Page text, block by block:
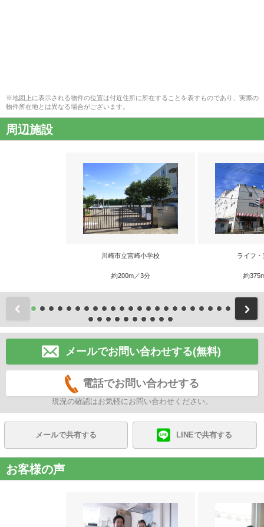
※地図上に表示される物件の位置は付近住所に所在することを表すものであり、実際の
物件所在地とは異なる場合がございます。
周辺施設
川崎市立宮崎小学校
約200m／3分
ライフ
約
前
メールでお問い合わせする(無料)
電話でお問い合わせする
現況の確認はお気軽にお問い合わせください。
メールで共有する LINEで共有する
お客様の声